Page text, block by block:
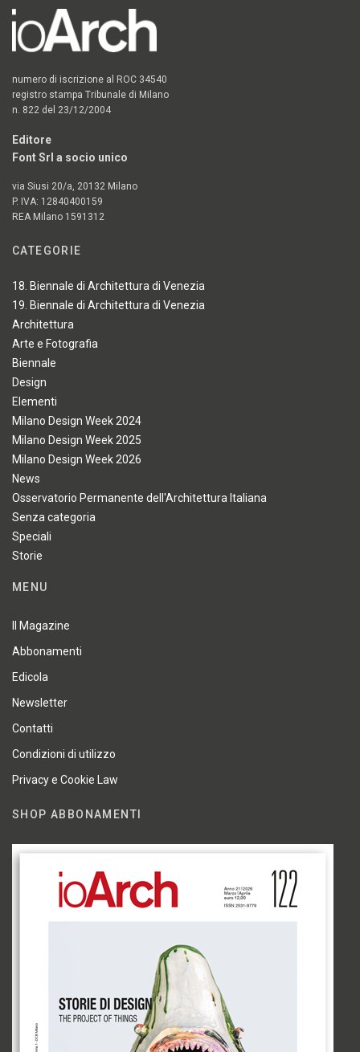
numero di iscrizione al ROC 34540
registro stampa Tribunale di Milano
n. 822 del 23/12/2004
Editore
Font Srl a socio unico
via Siusi 20/a, 20132 Milano
P. IVA: 12840400159
REA Milano 1591312
CATEGORIE
18. Biennale di Architettura di Venezia
19. Biennale di Architettura di Venezia
Architettura
Arte e Fotografia
Biennale
Design
Elementi
Milano Design Week 2024
Milano Design Week 2025
Milano Design Week 2026
News
Osservatorio Permanente dell'Architettura Italiana
Senza categoria
Speciali
Storie
MENU
Il Magazine
Abbonamenti
Edicola
Newsletter
Contatti
Condizioni di utilizzo
Privacy e Cookie Law
SHOP ABBONAMENTI